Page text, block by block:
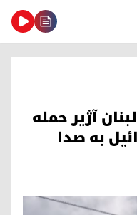
آژیر حمله
به صدا